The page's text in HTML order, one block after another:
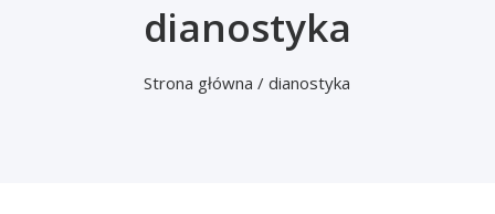
dianostyka
Strona główna / dianostyka